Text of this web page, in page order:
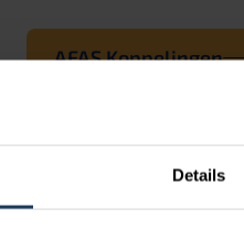
Details
AFAS Koppelingen